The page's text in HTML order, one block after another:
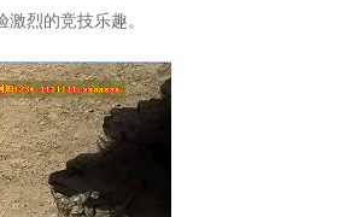
烈的竞技乐趣。